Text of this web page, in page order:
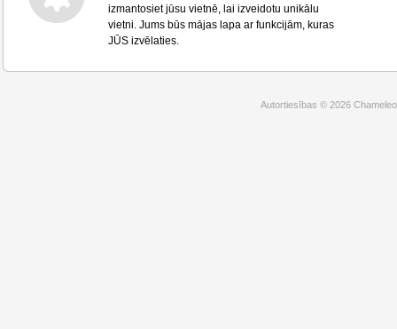
izmantosiet jūsu vietnē, lai izveidotu unikālu
vietni. Jums būs mājas lapa ar funkcijām, kuras
JŪS izvēlaties.
Autortiesības © 2026